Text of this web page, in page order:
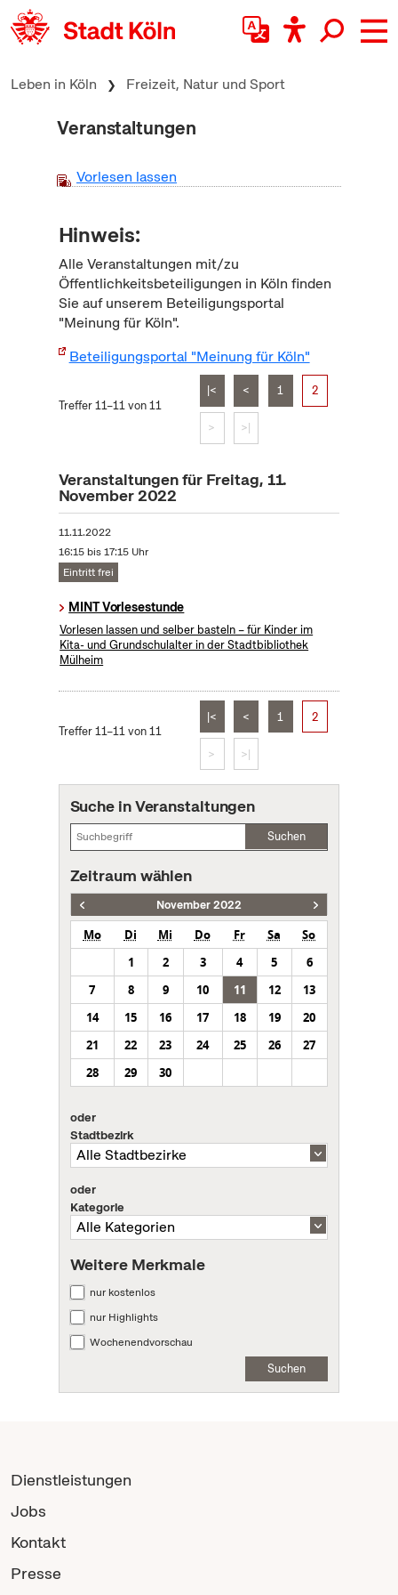
zum Inhalt springen
Leben in Köln Freizeit, Natur und Sport
Veranstaltungen
Vorlesen lassen
Hinweis:
Alle Veranstaltungen mit/zu
Öffentlichkeitsbeteiligungen in Köln finden
Sie auf unserem Beteiligungsportal
"Meinung für Köln".
Beteiligungsportal "Meinung für Köln"
Treffer 11–11 von 11
|< < 1 2
> >|
Veranstaltungen für Freitag, 11.
November 2022
11.11.2022
16:15 bis 17:15 Uhr
Eintritt frei
MINT Vorlesestunde
Vorlesen lassen und selber basteln – für Kinder im
Kita- und Grundschulalter in der Stadtbibliothek
Mülheim
Treffer 11–11 von 11
|< < 1 2
> >|
Suche in Veranstaltungen
Suchen
Zeitraum wählen
November 2022
Mo Di Mi Do Fr Sa
So
1
2 3 4 5
6
7
8 9 10 11 12
13
14
15 16 17 18 19
20
21
22 23 24 25 26
27
28
29 30
oder
Stadtbezirk
oder
Kategorie
Weitere Merkmale
nur kostenlos
nur Highlights
Wochenendvorschau
Suchen
Dienstleistungen
Jobs
Kontakt
Presse